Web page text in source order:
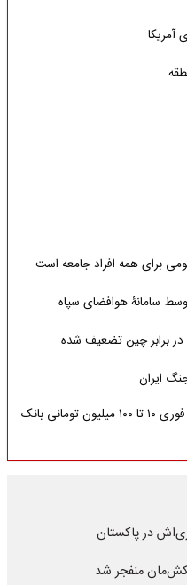
آمریکا
برای همه افراد جامعه است
سامانۀ هوافضای سپاه
در برابر چین تضعیف شده
ایران
وام برای یارانه بگیران بدون ضامن | وام فوری ۱۰ تا ۱۰۰ میلیون تومانی بانک
در پاکستان